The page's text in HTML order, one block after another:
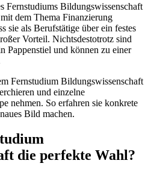
Fernstudiums Bildungswissenschaft
dem Thema Finanzierung
sie als Berufstätige über ein festes
Vorteil. Nichtsdestotrotz sind
Pappenstiel und können zu einer
Fernstudium Bildungswissenschaft
und einzelne
nehmen. So erfahren sie konkrete
Bild machen.
die perfekte Wahl?